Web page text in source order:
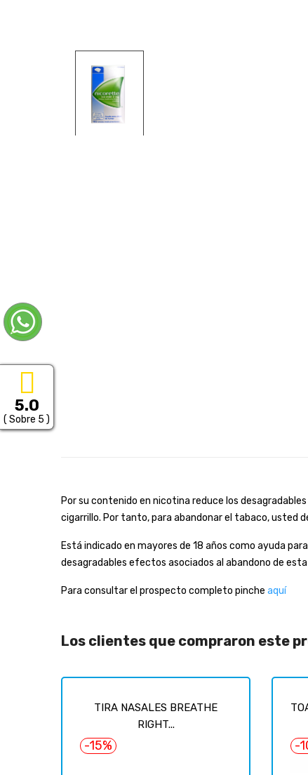
Por su contenido en nicotina reduce los
cigarrillo. Por tanto, para abandonar el tabaco, usted
Está indicado en mayores de 18 años como ayuda
desagradables efectos asociados al abandono de
Para consultar el prospecto completo pinche aquí
Los clientes que compraron este
TIRA NASALES BREATHE
RIGHT...
-15% -
5.0
( Sobre 5 )